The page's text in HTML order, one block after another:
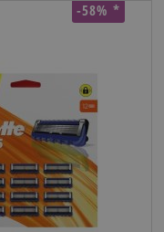
-58% *